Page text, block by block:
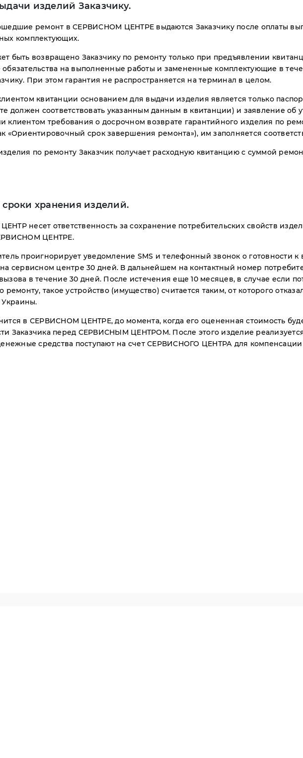
изделий Заказчику.
ремонт в СЕРВИСНОМ ЦЕНТРЕ выдаются Заказчику после оплаты
комплектующих.
быть возвращено Заказчику по ремонту только при предъявлении
обязательства на выполненные работы и замененные комплектующие в
При этом гарантия не распространяется на терминал в целом.
квитанции основанием для выдачи изделия является только
должен соответствовать указанным данным в квитанции) и заявление об
клиентом требования о досрочном возврате гарантийного изделия по
«Ориентировочный срок завершения ремонта»), им заполняется
по ремонту Заказчик получает расходную квитанцию ​​с суммой
хранения изделий.
несет ответственность за сохранение потребительских свойств
ЦЕНТРЕ.
проигнорирует уведомление SMS и телефонный звонок о готовности к
сервисном центре 30 дней. В дальнейшем на контактный номер
в течение 30 дней. После истечения еще 10 месяцев, в случае если
ремонту, такое устройство (имущество) считается таким, от которого
Украины.
в СЕРВИСНОМ ЦЕНТРЕ, до момента, когда его оцененная стоимость
Заказчика перед СЕРВИСНЫМ ЦЕНТРОМ. После этого изделие
средства поступают на счет СЕРВИСНОГО ЦЕНТРА для компенсации